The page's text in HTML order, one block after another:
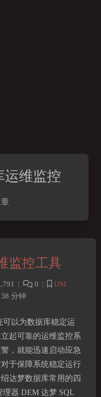
运维监控
监控工具
| 0 |
DM
38 分钟
以为数据库稳定运
起可靠的运维监控系
，就能迅速启动应急
于保障系统稳定运行
达梦数据库常用的四
器 DEM 达梦 SQL